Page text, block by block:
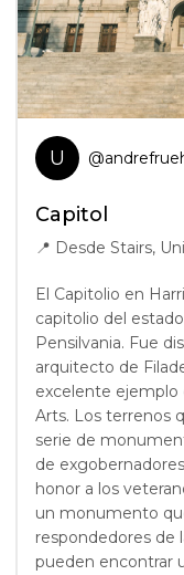
U @
Capitol
📍 Desde Stairs,
El Capitolio en
capitolio del
Pensilvania. Fue
arquitecto de
excelente ejemplo
Arts. Los terrenos
serie de
de
honor a los
un monumento
respondedores de
pueden encontrar